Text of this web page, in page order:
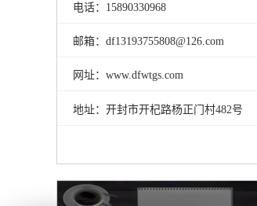
电话：15890330968
邮箱：df13193755808@126.com
网址：www.dfwtgs.com
地址：开封市开杞路杨正门村482号